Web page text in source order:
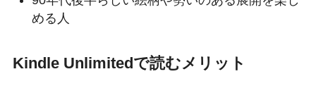
める人
Kindle Unlimitedで読むメリット